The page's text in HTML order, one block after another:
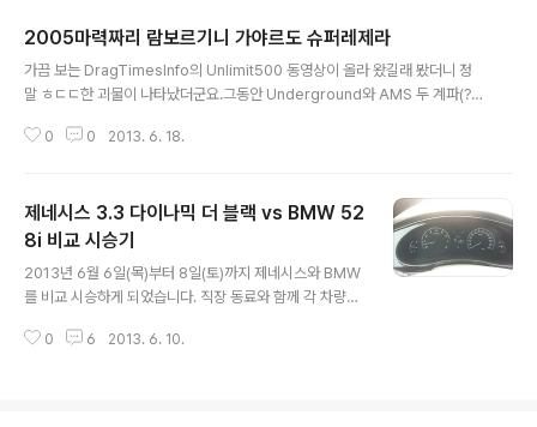
2005마력짜리 람보르기니 가야르도 슈퍼레제라
가끔 보는 DragTimesInfo의 Unlimit500 동영상이 올라 왔길래 봤더니 정
말 ㅎㄷㄷ한 괴물이 나타났더군요.그동안 Underground와 AMS 두 계파(?)
00마력대도 아니고... 2,000마력대의 람보로... 조만간 두 라이벌간의 고속도
0 0 2013. 6. 18.
제네시스 3.3 다이나믹 더 블랙 vs BMW 52
8i 비교 시승기
2013년 6월 6일(목)부터 8일(토)까지 제네시스와 BMW
를 비교 시승하게 되었습니다. 직장 동료와 함께 각 차량마
의 이벤트였습니다. 6월 7일에 가족들과 함께 놀러갈 생각
0 6 2013. 6. 10.